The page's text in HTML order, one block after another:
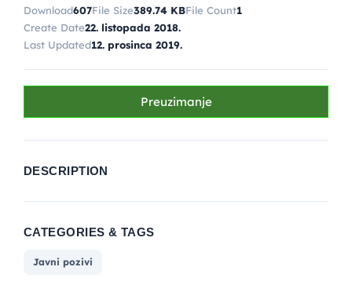
Download607File Size389.74 KBFile Count1
Create Date22. listopada 2018.
Last Updated12. prosinca 2019.
Preuzimanje
DESCRIPTION
CATEGORIES & TAGS
Javni pozivi